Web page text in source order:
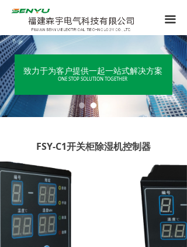
致力于为客户提供一起一站式解决方案
ONE STOP SOLUTION TOGETHER
끀
FSY-C1开关柜除湿机控制器